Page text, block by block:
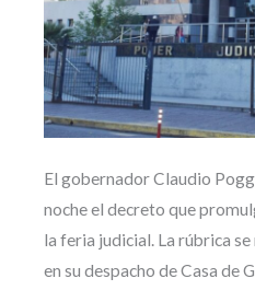
El gobernador Claudio
noche el decreto que
la feria judicial. La rúbrica
en su despacho de Casa de